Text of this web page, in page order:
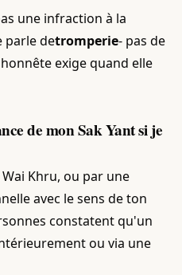
une infraction à la
parle detromperie- pas de
exige quand elle
de mon Sak Yant si je
Khru, ou par une
avec le sens de ton
constatent qu'un
ou via une